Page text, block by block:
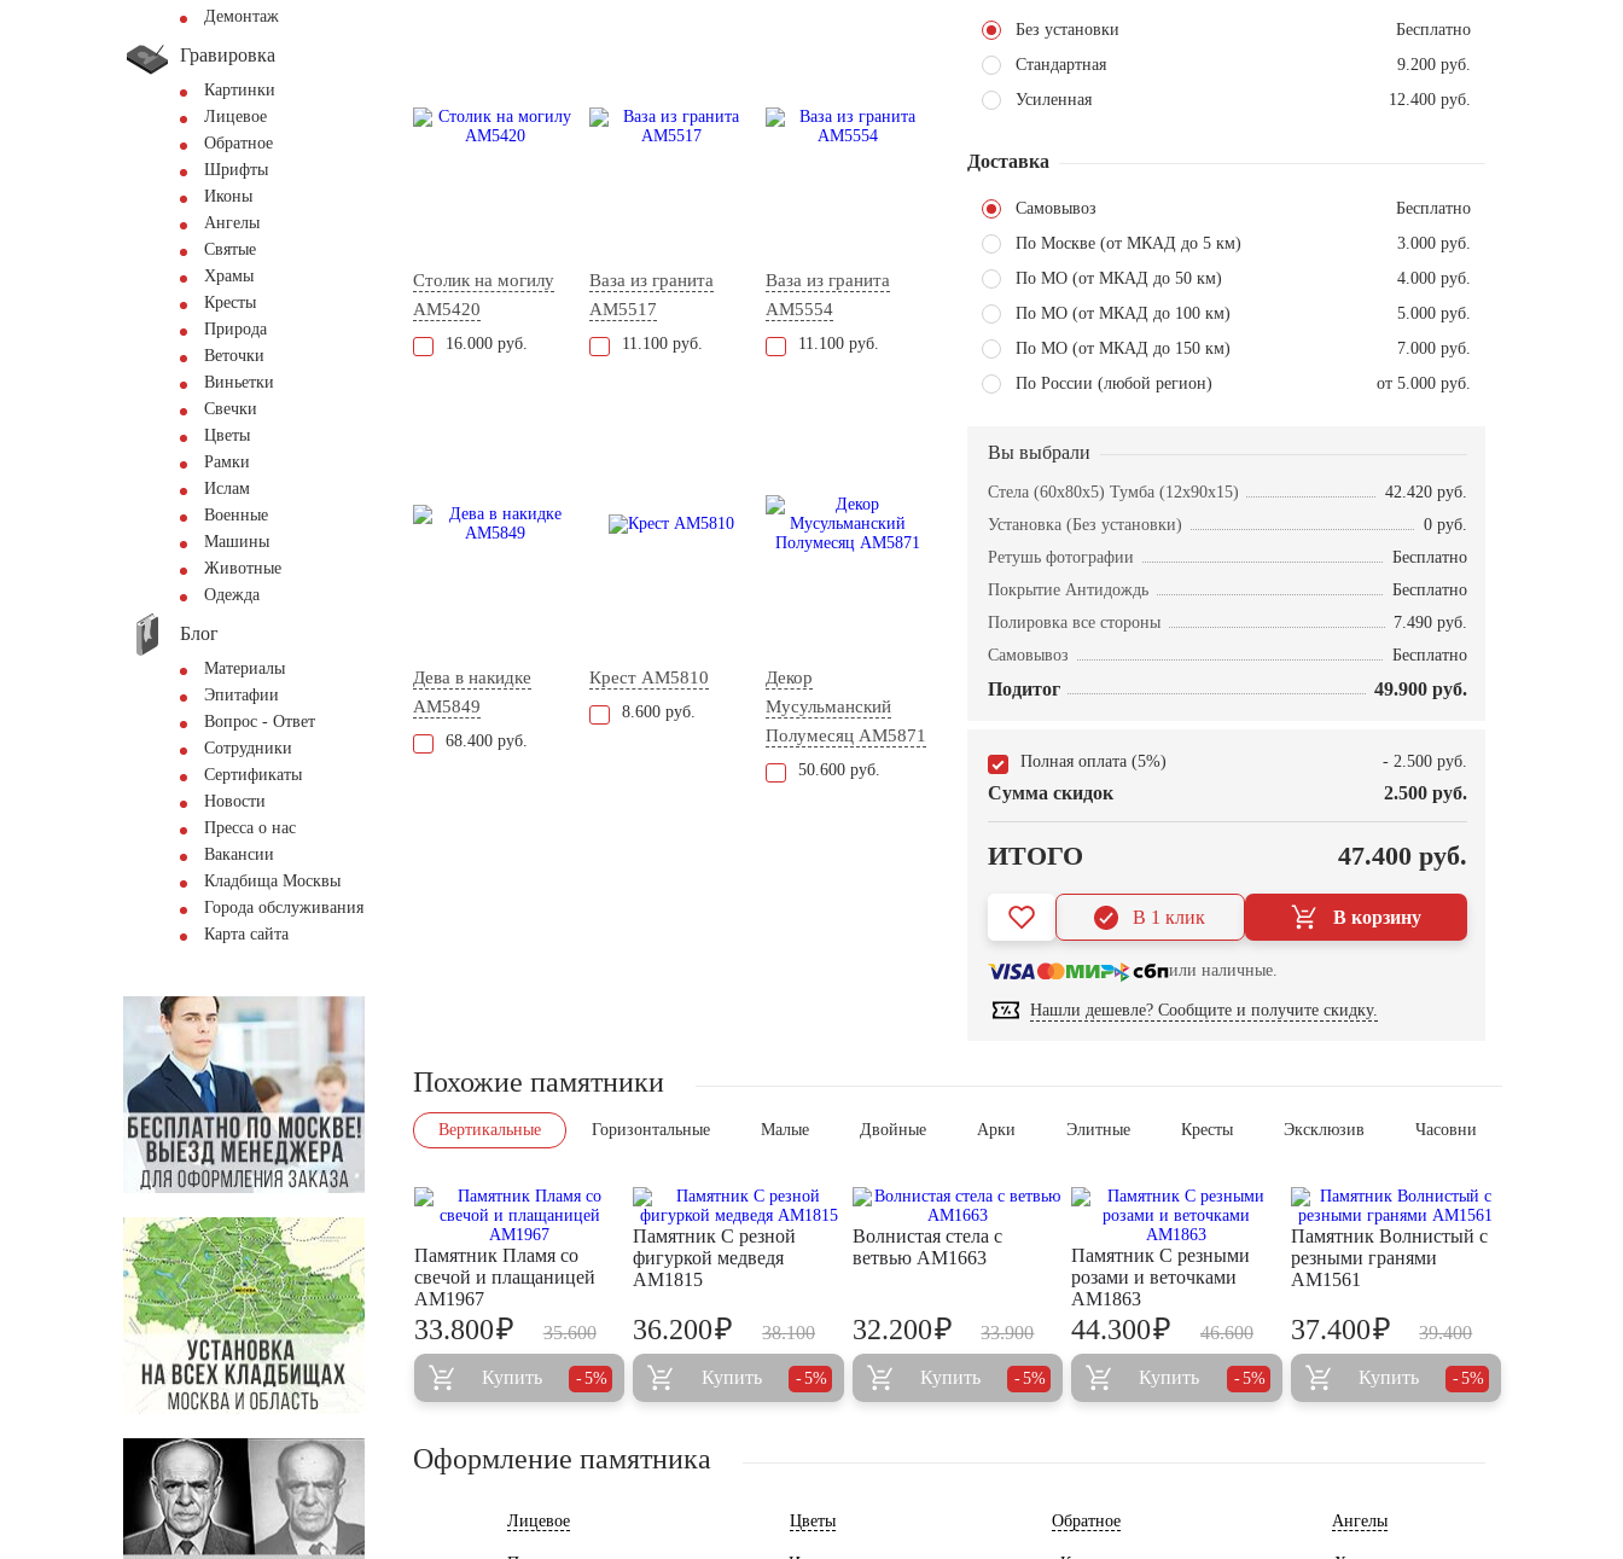
Демонтаж
Гравировка
Картинки
Лицевое
Обратное
Шрифты
Иконы
Ангелы
Святые
Храмы
Кресты
Природа
Веточки
Виньетки
Свечки
Цветы
Рамки
Ислам
Военные
Машины
Животные
Одежда
Блог
Материалы
Эпитафии
Вопрос - Ответ
Сотрудники
Сертификаты
Новости
Пресса о нас
Вакансии
Кладбища Москвы
Города обслуживания
Карта сайта
Столик на могилу
AM5420
16.000 руб.
Ваза из гранита
AM5517
11.100 руб.
Ваза из гранита
AM5554
11.100 руб.
Дева в накидке
AM5849
68.400 руб.
Крест AM5810
8.600 руб.
Декор
Мусульманский
Полумесяц AM5871
50.600 руб.
Без установки
Бесплатно
Стандартная
9.200 руб.
Усиленная
12.400 руб.
Доставка
Самовывоз
Бесплатно
По Москве (от МКАД до 5 км)
3.000 руб.
По МО (от МКАД до 50 км)
4.000 руб.
По МО (от МКАД до 100 км)
5.000 руб.
По МО (от МКАД до 150 км)
7.000 руб.
По России (любой регион)
от 5.000 руб.
Вы выбрали
Стела (60x80x5) Тумба (12x90x15)
42.420 руб.
Установка (Без установки)
0 руб.
Ретушь фотографии
Бесплатно
Покрытие Антидождь
Бесплатно
Полировка все стороны
7.490 руб.
Самовывоз
Бесплатно
Подитог 49.900 руб.
Полная оплата (5%) - 2.500 руб.
Сумма скидок 2.500 руб.
ИТОГО 47.400 руб.
В корзину
В 1 клик
или наличные.
Нашли дешевле? Сообщите и получите скидку.
Похожие памятники
Вертикальные Горизонтальные Малые Двойные Арки Элитные Кресты Эксклюзив Часовни
Памятник Пламя со
свечой и плащаницей
AM1967
35.600
33.800₽
Купить 5%
Памятник С резной
фигуркой медведя
AM1815
38.100
36.200₽
Купить 5%
Волнистая стела с
ветвью AM1663
33.900
32.200₽
Купить 5%
Памятник С резными
розами и веточками
AM1863
46.600
44.300₽
Купить 5%
Памятник Волнистый с
резными гранями
AM1561
39.400
37.400₽
Купить 5%
Оформление памятника
Лицевое Цветы Обратное Ангелы